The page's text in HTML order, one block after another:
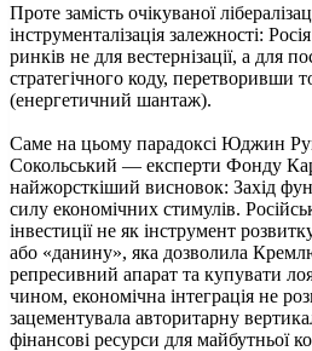
Проте замість очікуваної
інструменталізація залежності:
ринків не для вестернізації, а для
стратегічного коду, перетворивши
(енергетичний шантаж).
Саме на цьому парадоксі Юджин
Сокольський — експерти Фонду
найжорсткіший висновок: Захід
силу економічних стимулів.
інвестиції не як інструмент
або «данину», яка дозволила
репресивний апарат та купувати
чином, економічна інтеграція не
зацементувала авторитарну
фінансові ресурси для майбутньої